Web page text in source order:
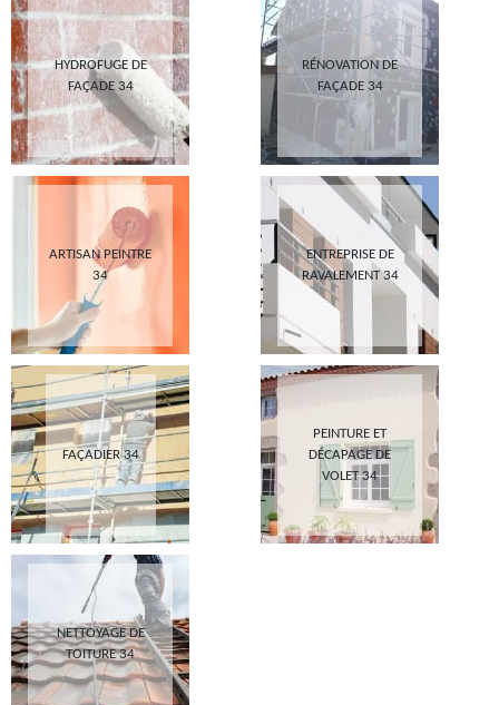
HYDROFUGE DE
FAÇADE 34
RÉNOVATION DE
FAÇADE 34
ARTISAN PEINTRE
34
ENTREPRISE DE
RAVALEMENT 34
FAÇADIER 34
PEINTURE ET
DÉCAPAGE DE
VOLET 34
NETTOYAGE DE
TOITURE 34